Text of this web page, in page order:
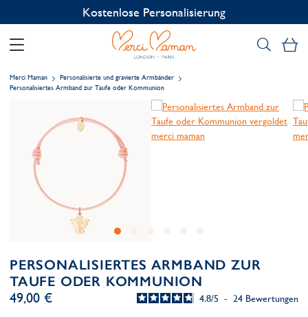
Kostenlose Personalisierung
Merci Maman
Personalisierte und gravierte Armbänder
Personalisiertes Armband zur Taufe oder Kommunion
PERSONALISIERTES ARMBAND ZUR
TAUFE ODER KOMMUNION
4.8/5 - 24 Bewertungen
49,00 €